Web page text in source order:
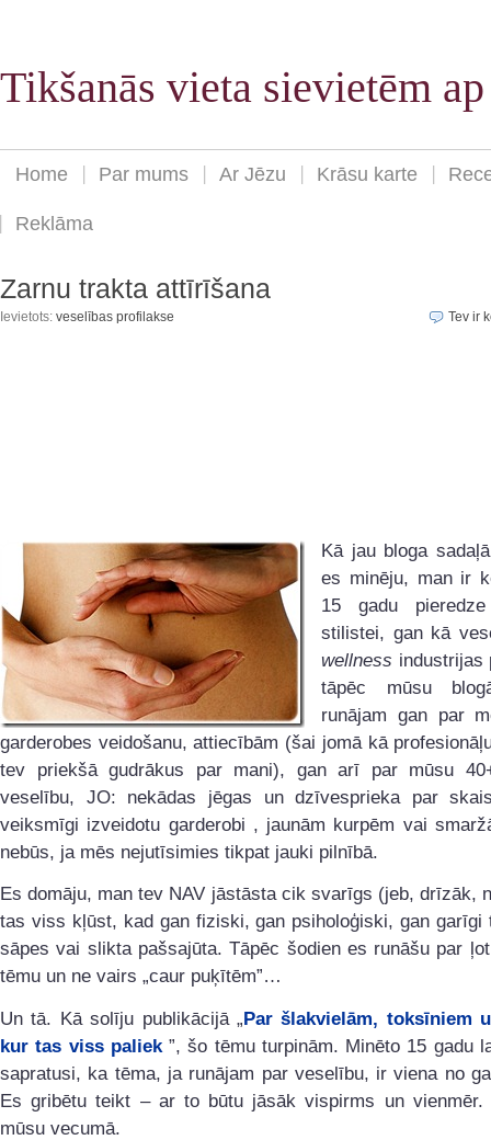
Tikšanās vieta sievietēm
Home Par mums Ar Jēzu Krāsu karte
Reklāma
Zarnu trakta attīrīšana
Ievietots: veselības profilakse Tev ir
Kā jau bloga
es minēju, man ir
15 gadu
stilistei, gan kā
wellness industrijas
tāpēc mūsu
runājam gan par
garderobes veidošanu, attiecībām (šai jomā kā
tev priekšā gudrākus par mani), gan arī par mūsu
veselību, JO: nekādas jēgas un dzīvesprieka par
veiksmīgi izveidotu garderobi , jaunām kurpēm vai
nebūs, ja mēs nejutīsimies tikpat jauki pilnībā.
Es domāju, man tev NAV jāstāsta cik svarīgs (jeb, drīzāk,
tas viss kļūst, kad gan fiziski, gan psiholoģiski, gan garīgi
sāpes vai slikta pašsajūta. Tāpēc šodien es runāšu par
tēmu un ne vairs „caur puķītēm”…
Un tā. Kā solīju publikācijā „Par šlakvielām, toksīniem
kur tas viss paliek ”, šo tēmu turpinām. Minēto 15 gadu
sapratusi, ka tēma, ja runājam par veselību, ir viena no
Es gribētu teikt – ar to būtu jāsāk vispirms un
mūsu vecumā.